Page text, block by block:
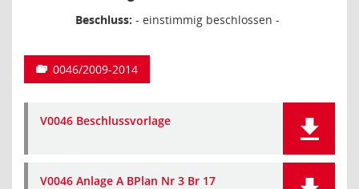
Beschluss: - einstimmig beschlossen -
0046/2009-2014
V0046 Beschlussvorlage
V0046 Anlage A BPlan Nr 3 Br 17